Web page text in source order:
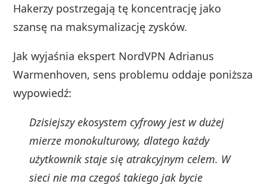
Hakerzy postrzegają tę koncentrację jako
szansę na maksymalizację zysków.
Jak wyjaśnia ekspert NordVPN Adrianus
Warmenhoven, sens problemu oddaje poniższa
wypowiedź:
Dzisiejszy ekosystem cyfrowy jest w dużej
mierze monokulturowy, dlatego każdy
użytkownik staje się atrakcyjnym celem. W
sieci nie ma czegoś takiego jak bycie